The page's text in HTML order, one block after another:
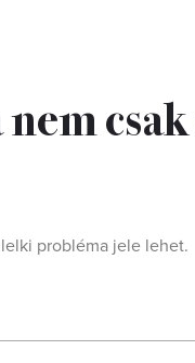
probléma jele lehet.